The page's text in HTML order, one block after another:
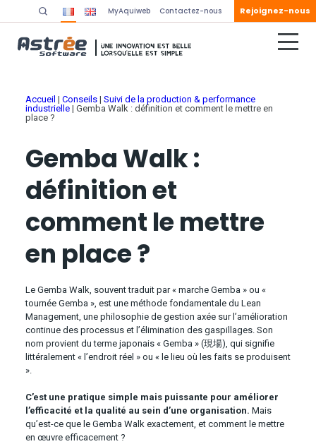
MyAquiweb Contactez-nous Rejoignez-nous
Accueil | Conseils| Suivi de la production & performance
industrielle| Gemba Walk : définition et comment le mettre en
place ?
Gemba Walk :
définition et
comment le mettre
en place ?
Le Gemba Walk, souvent traduit par « marche Gemba » ou «
tournée Gemba », est une méthode fondamentale du Lean
Management, une philosophie de gestion axée sur l’amélioration
continue des processus et l’élimination des gaspillages. Son
nom provient du terme japonais « Gemba » (現場), qui signifie
littéralement « l’endroit réel » ou « le lieu où les faits se produisent
».
C’est une pratique simple mais puissante pour améliorer
l’efficacité et la qualité au sein d’une organisation. Mais
qu’est-ce que le Gemba Walk exactement, et comment le mettre
en œuvre efficacement ?